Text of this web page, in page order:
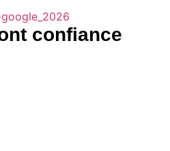
confiance